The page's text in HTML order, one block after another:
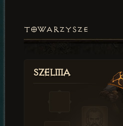
TOWARZYSZE
Szelma